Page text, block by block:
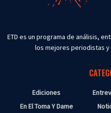
ETD es un programa de análisis,
los mejores periodistas y
Ediciones
En El Toma Y Dame